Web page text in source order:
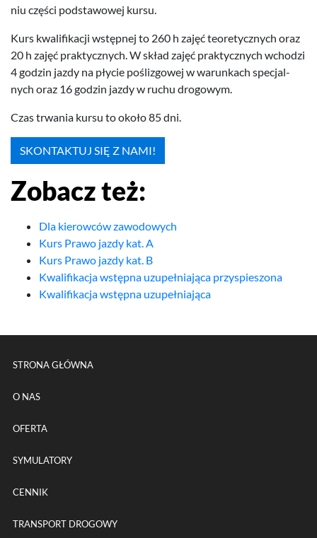
niu części pod­sta­wowej kursu.
Kurs kwal­i­fikacji wstęp­nej to 260 h zajęć teo­re­ty­cznych oraz
20 h zajęć prak­ty­cznych. W skład zajęć prak­ty­cznych wchodzi
4godzin jazdy na pły­cie pośl­iz­gowej w warunk­ach spec­jal­
nych oraz 16godzin jazdy w ruchu drogowym.
Czas trwa­nia kursu to około85dni.
SKON­TAK­TUJ SIĘ Z NAMI!
Zobacz też:
Dla kierowców zawodowych
Kurs Prawo jazdy kat. A
Kurs Prawo jazdy kat. B
Kwalifikacja wstępna uzupełniająca przyspieszona
Kwalifikacja wstępna uzupełniająca
Menu główne powtórzone na
STRONA GŁÓWNA
O NAS
OFERTA
SYMULATORY
CENNIK
TRANSPORT DROGOWY